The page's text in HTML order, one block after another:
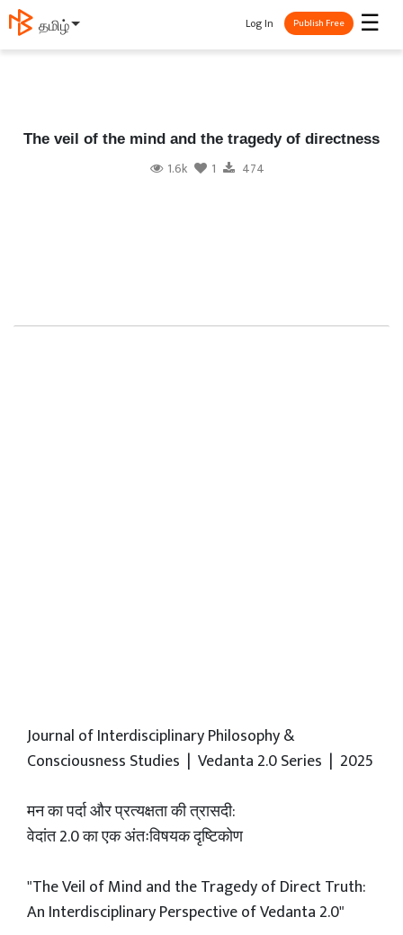
தமிழ் ☰
Log In Publish Free
The veil of the mind and the tragedy of directness
1.6k 1 474
Journal of Interdisciplinary Philosophy &
Consciousness Studies | Vedanta 2.0 Series | 2025
मन का पर्दा और प्रत्यक्षता की त्रासदी:
वेदांत 2.0 का एक अंतःविषयक दृष्टिकोण
"The Veil of Mind and the Tragedy of Direct Truth:
An Interdisciplinary Perspective of Vedanta 2.0"